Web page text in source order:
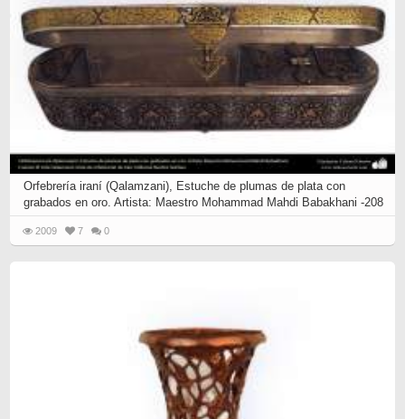
Orfebrería iraní (Qalamzani), Estuche de plumas de plata con
grabados en oro. Artista: Maestro Mohammad Mahdi Babakhani -208
2009 7 0